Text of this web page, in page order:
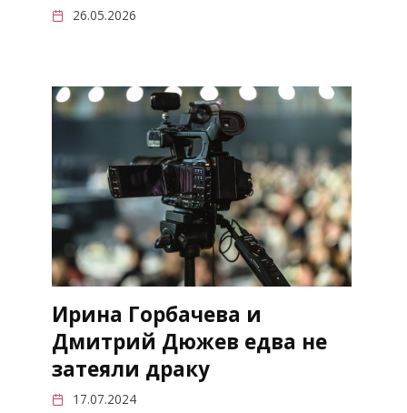
26.05.2026
Ирина Горбачева и
Дмитрий Дюжев едва не
затеяли драку
17.07.2024